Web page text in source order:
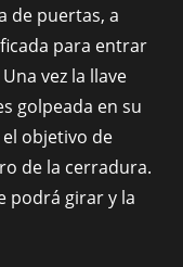
de puertas, a
para entrar
vez la llave
golpeada en su
objetivo de
de la cerradura.
podrá girar y la